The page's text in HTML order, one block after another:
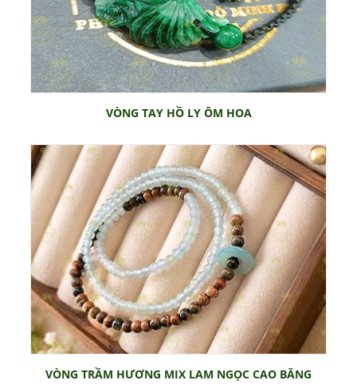
VÒNG TAY HỒ LY ÔM HOA
VÒNG TRẦM HƯƠNG MIX LAM NGỌC CAO BĂNG